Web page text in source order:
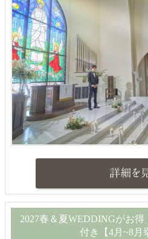
2027春＆夏WEDDINGがお
付き【4月~8月